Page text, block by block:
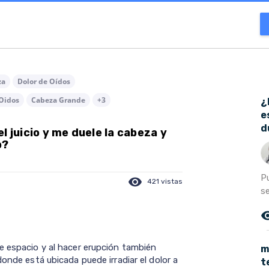
Dolor de Oídos
Cabeza Grande
+3
juicio y me duele la cabeza y
visibility 421 vistas
espacio y al hacer erupción también
está ubicada puede irradiar el dolor a